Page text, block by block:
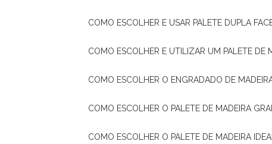
COMO ESCOLHER E USAR PALETE DUPLA
COMO ESCOLHER E UTILIZAR UM PALETE
COMO ESCOLHER O ENGRADADO DE
COMO ESCOLHER O PALETE DE MADEIRA
COMO ESCOLHER O PALETE DE MADEIRA